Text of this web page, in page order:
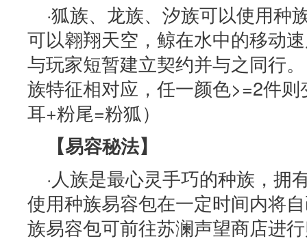
·狐族、龙族、汐族可以使用种
可以翱翔天空，鲸在水中的移动
与玩家短暂建立契约并与之同行
族特征相对应，任一颜色>=2件
耳+粉尾=粉狐）
【易容秘法】
·人族是最心灵手巧的种族，拥
使用种族易容包在一定时间内将
族易容包可前往苏澜声望商店进